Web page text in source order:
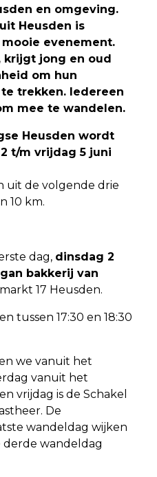
en omgeving.
Heusden is
evenement.
krijgt jong en oud
om hun
trekken. Iedereen
mee te wandelen.
Heusden wordt
t/m vrijdag 5 juni
uit de volgende drie
10 km.
dag, dinsdag 2
bakkerij van
17 Heusden.
tussen 17:30 en 18:30
we vanuit het
vanuit het
vrijdag is de Schakel
De
wandeldag wijken
derde wandeldag